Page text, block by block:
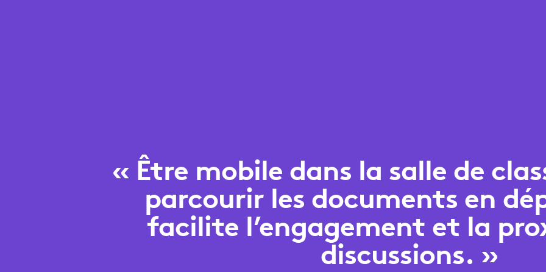
« Être mobile dans la salle de
parcourir les documents en
facilite l’engagement et la
discussions. »